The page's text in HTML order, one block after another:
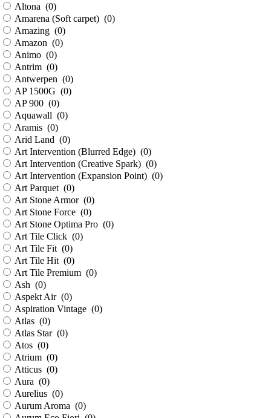
Altona (0)
Amarena (Soft carpet) (0)
Amazing (0)
Amazon (0)
Animo (0)
Antrim (0)
Antwerpen (0)
AP 1500G (0)
AP 900 (0)
Aquawall (0)
Aramis (0)
Arid Land (0)
Art Intervention (Blurred Edge) (0)
Art Intervention (Creative Spark) (0)
Art Intervention (Expansion Point) (0)
Art Parquet (0)
Art Stone Armor (0)
Art Stone Force (0)
Art Stone Optima Pro (0)
Art Tile Click (0)
Art Tile Fit (0)
Art Tile Hit (0)
Art Tile Premium (0)
Ash (0)
Aspekt Air (0)
Aspiration Vintage (0)
Atlas (0)
Atlas Star (0)
Atos (0)
Atrium (0)
Atticus (0)
Aura (0)
Aurelius (0)
Aurum Aroma (0)